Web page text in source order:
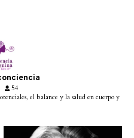
54
el balance y la salud en cuerpo y